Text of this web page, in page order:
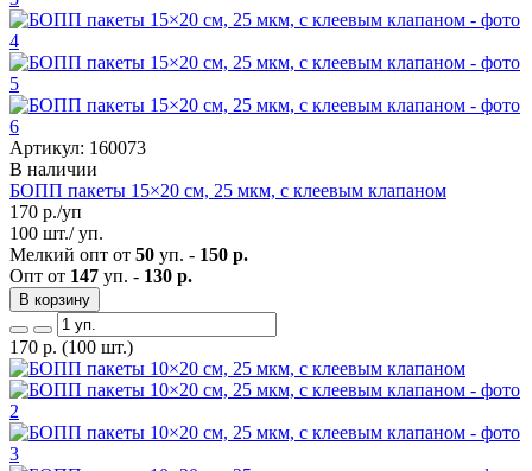
Артикул: 160073
В наличии
БОПП пакеты 15×20 см, 25 мкм, с клеевым клапаном
170 р./уп
100 шт./ уп.
Мелкий опт от 50 уп. - 150 р.
Опт от 147 уп. - 130 р.
В корзину
170 р. (100 шт.)